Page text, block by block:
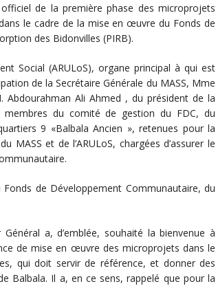
de la première phase des microprojets
le cadre de la mise en œuvre du Fonds de
des Bidonvilles (PIRB).
Social (ARULoS), organe principal à qui est
de la Secrétaire Générale du MASS, Mme
Abdourahman Ali Ahmed , du président de la
du comité de gestion du FDC, du
9 «Balbala Ancien », retenues pour la
MASS et de l’ARULoS, chargées d’assurer le
de Développement Communautaire, du
a, d’emblée, souhaité la bienvenue à
de mise en œuvre des microprojets dans le
qui doit servir de référence, et donner des
Balbala. Il a, en ce sens, rappelé que pour la